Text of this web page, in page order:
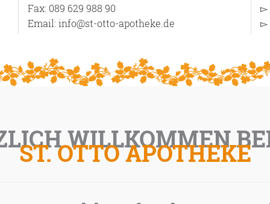
Fax: 089 629 988 90
Email: info@st-otto-apotheke.de
▻
▻
WILLKOMMEN
ST. OTTO APOTHEKE